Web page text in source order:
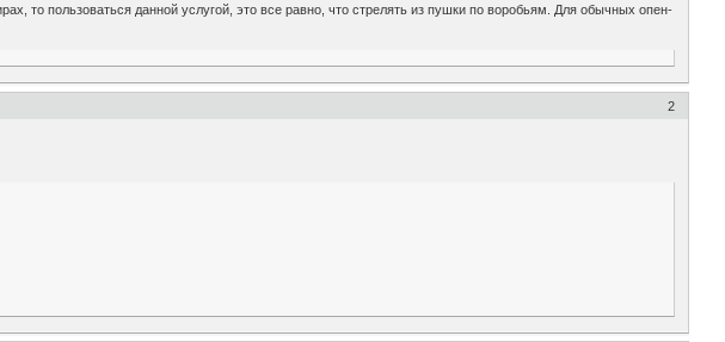
то пользоваться данной услугой, это все равно, что стрелять из пушки по воробьям. Для обычных опен-
2